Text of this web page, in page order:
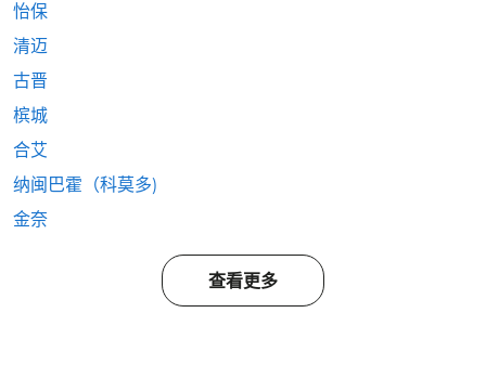
怡保
清迈
古晋
槟城
合艾
纳闽巴霍（科莫多)
金奈
查看更多